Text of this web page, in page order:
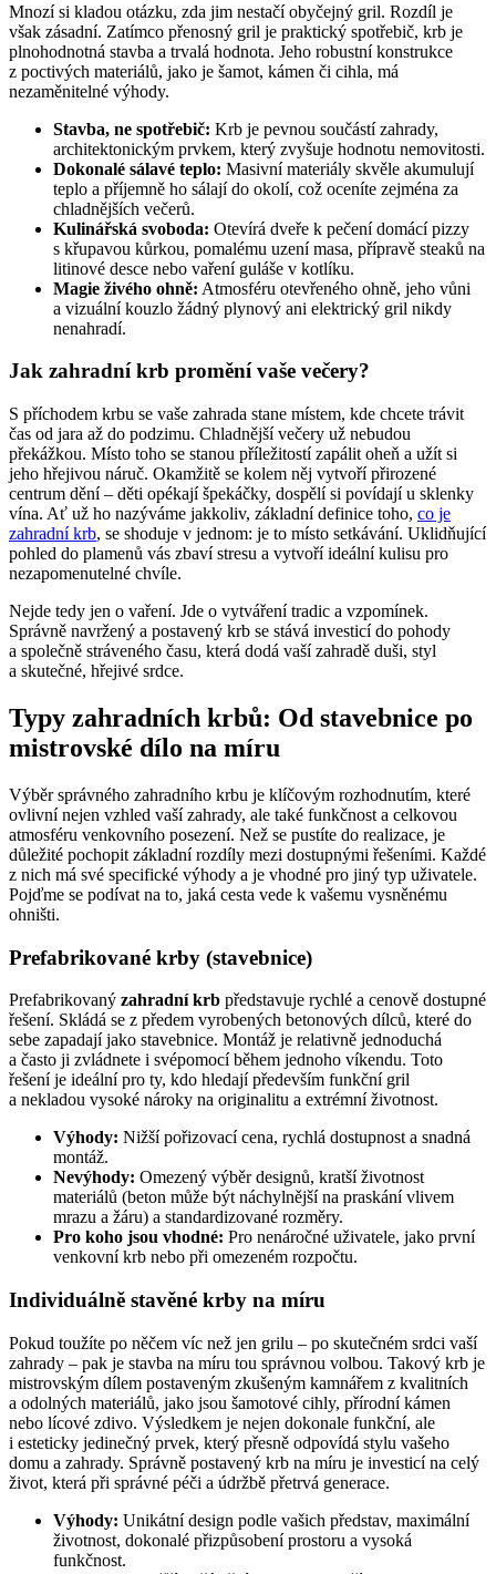
Mnozí si kladou otázku, zda jim nestačí obyčejný gril. Rozdíl je
však zásadní. Zatímco přenosný gril je praktický spotřebič, krb je
plnohodnotná stavba a trvalá hodnota. Jeho robustní konstrukce
z poctivých materiálů, jako je šamot, kámen či cihla, má
nezaměnitelné výhody.
Stavba, ne spotřebič: Krb je pevnou součástí zahrady,
architektonickým prvkem, který zvyšuje hodnotu nemovitosti.
Dokonalé sálavé teplo: Masivní materiály skvěle akumulují
teplo a příjemně ho sálají do okolí, což oceníte zejména za
chladnějších večerů.
Kulinářská svoboda: Otevírá dveře k pečení domácí pizzy
s křupavou kůrkou, pomalému uzení masa, přípravě steaků na
litinové desce nebo vaření guláše v kotlíku.
Magie živého ohně: Atmosféru otevřeného ohně, jeho vůni
a vizuální kouzlo žádný plynový ani elektrický gril nikdy
nenahradí.
Jak zahradní krb promění vaše večery?
S příchodem krbu se vaše zahrada stane místem, kde chcete trávit
čas od jara až do podzimu. Chladnější večery už nebudou
překážkou. Místo toho se stanou příležitostí zapálit oheň a užít si
jeho hřejivou náruč. Okamžitě se kolem něj vytvoří přirozené
centrum dění – děti opékají špekáčky, dospělí si povídají u sklenky
vína. Ať už ho nazýváme jakkoliv, základní definice toho, co je
zahradní krb, se shoduje v jednom: je to místo setkávání. Uklidňující
pohled do plamenů vás zbaví stresu a vytvoří ideální kulisu pro
nezapomenutelné chvíle.
Nejde tedy jen o vaření. Jde o vytváření tradic a vzpomínek.
Správně navržený a postavený krb se stává investicí do pohody
a společně stráveného času, která dodá vaší zahradě duši, styl
a skutečné, hřejivé srdce.
Typy zahradních krbů: Od stavebnice po
mistrovské dílo na míru
Výběr správného zahradního krbu je klíčovým rozhodnutím, které
ovlivní nejen vzhled vaší zahrady, ale také funkčnost a celkovou
atmosféru venkovního posezení. Než se pustíte do realizace, je
důležité pochopit základní rozdíly mezi dostupnými řešeními. Každé
z nich má své specifické výhody a je vhodné pro jiný typ uživatele.
Pojďme se podívat na to, jaká cesta vede k vašemu vysněnému
ohništi.
Prefabrikované krby (stavebnice)
Prefabrikovaný zahradní krb představuje rychlé a cenově dostupné
řešení. Skládá se z předem vyrobených betonových dílců, které do
sebe zapadají jako stavebnice. Montáž je relativně jednoduchá
a často ji zvládnete i svépomocí během jednoho víkendu. Toto
řešení je ideální pro ty, kdo hledají především funkční gril
a nekladou vysoké nároky na originalitu a extrémní životnost.
Výhody: Nižší pořizovací cena, rychlá dostupnost a snadná
montáž.
Nevýhody: Omezený výběr designů, kratší životnost
materiálů (beton může být náchylnější na praskání vlivem
mrazu a žáru) a standardizované rozměry.
Pro koho jsou vhodné: Pro nenáročné uživatele, jako první
venkovní krb nebo při omezeném rozpočtu.
Individuálně stavěné krby na míru
Pokud toužíte po něčem víc než jen grilu – po skutečném srdci vaší
zahrady – pak je stavba na míru tou správnou volbou. Takový krb je
mistrovským dílem postaveným zkušeným kamnářem z kvalitních
a odolných materiálů, jako jsou šamotové cihly, přírodní kámen
nebo lícové zdivo. Výsledkem je nejen dokonale funkční, ale
i esteticky jedinečný prvek, který přesně odpovídá stylu vašeho
domu a zahrady. Správně postavený krb na míru je investicí na celý
život, která při správné péči a údržbě přetrvá generace.
Výhody: Unikátní design podle vašich představ, maximální
životnost, dokonalé přizpůsobení prostoru a vysoká
funkčnost.